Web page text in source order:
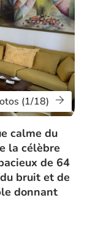
(1/18)
calme du
la célèbre
de 64
bruit et de
donnant